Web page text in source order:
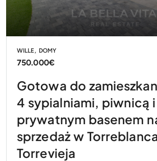
WILLE, DOMY
750.000€
Gotowa do
4 sypialniami, piwnicą i
prywatnym basenem
sprzedaż w
Torrevieja